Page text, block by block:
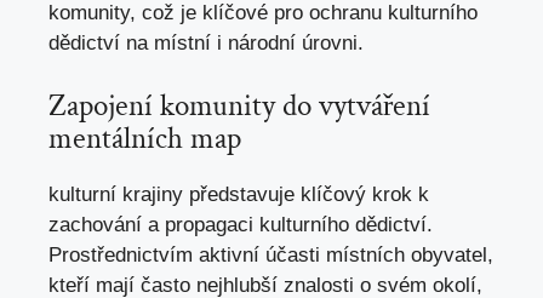
komunity, což je klíčové pro ochranu kulturního
dědictví na místní i národní úrovni.
Zapojení komunity do vytváření
mentálních map
kulturní krajiny představuje klíčový krok k
zachování a propagaci kulturního dědictví.
Prostřednictvím aktivní účasti místních obyvatel,
kteří mají často nejhlubší znalosti o svém okolí,